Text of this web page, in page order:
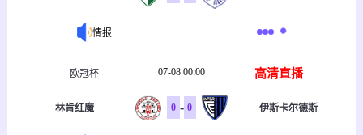
情报
欧冠杯 07-08 00:00 高清直播
林肯红魔 0 - 0 伊斯卡尔德斯